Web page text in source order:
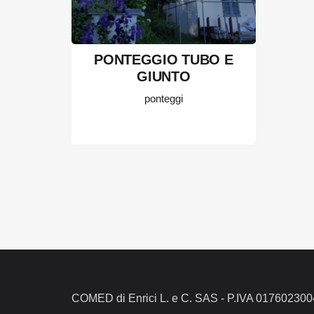
PONTEGGIO TUBO E
GIUNTO
ponteggi
COMED di Enrici L. e C. SAS - P.IVA